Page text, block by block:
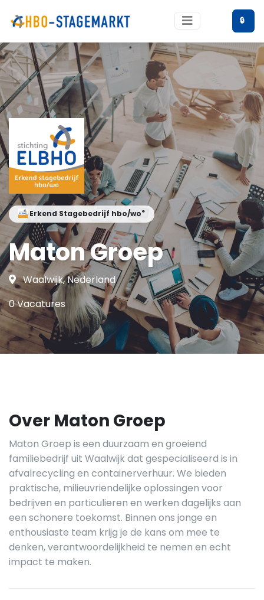
🔒
Erkend Stagebedrijf hbo/wo®
Maton Groep
Waalwijk, Nederland
0 Vacatures
Over Maton Groep
Maton Groep is een duurzaam en groeiend
familiebedrijf uit Waalwijk dat gespecialiseerd is in
afvalrecycling en containerverhuur. We bieden
praktische, milieuvriendelijke oplossingen voor
bedrijven en particulieren en werken dagelijks aan
een schonere toekomst. Binnen ons jonge en
enthousiaste team krijg je de kans om mee te
denken, verantwoordelijkheid te nemen en echt
impact te maken.